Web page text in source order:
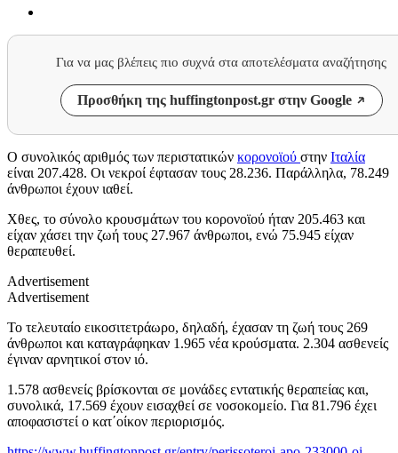
Για να μας βλέπεις πιο συχνά στα αποτελέσματα αναζήτησης
Προσθήκη της huffingtonpost.gr στην Google
Ο συνολικός αριθμός των περιστατικών κορονοϊού στην Ιταλία
είναι 207.428. Οι νεκροί έφτασαν τους 28.236. Παράλληλα, 78.249
άνθρωποι έχουν ιαθεί.
Χθες, το σύνολο κρουσμάτων του κορονοϊού ήταν 205.463 και
είχαν χάσει την ζωή τους 27.967 άνθρωποι, ενώ 75.945 είχαν
θεραπευθεί.
Advertisement
Advertisement
Το τελευταίο εικοσιτετράωρο, δηλαδή, έχασαν τη ζωή τους 269
άνθρωποι και καταγράφηκαν 1.965 νέα κρούσματα. 2.304 ασθενείς
έγιναν αρνητικοί στον ιό.
1.578 ασθενείς βρίσκονται σε μονάδες εντατικής θεραπείας και,
συνολικά, 17.569 έχουν εισαχθεί σε νοσοκομείο. Για 81.796 έχει
αποφασιστεί ο κατ΄οίκον περιορισμός.